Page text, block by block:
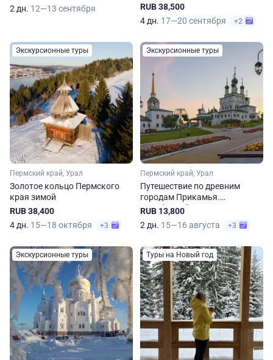
2 дн. 12—13 сентября
RUB 38,500
4 дн. 17—20 сентября +2
Экскурсионные туры
Пермский край, Урал
Золотое кольцо Пермского
края зимой
RUB 38,400
4 дн. 15—18 октября +3
Экскурсионные туры
Пермский край, Урал
Путешествие по древним
городам Прикамья.
Автобусный тур из Перми
RUB 13,800
2 дн. 15—16 августа +3
Экскурсионные туры Туры на Новый год